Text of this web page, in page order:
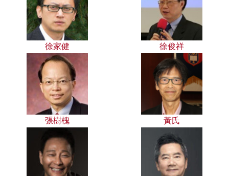
徐家健 徐俊祥
張樹槐 黃氏